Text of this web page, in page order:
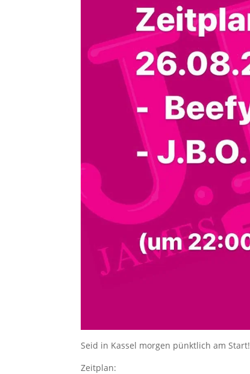
Seid in Kassel morgen pünktlich am Start!
Zeitplan: